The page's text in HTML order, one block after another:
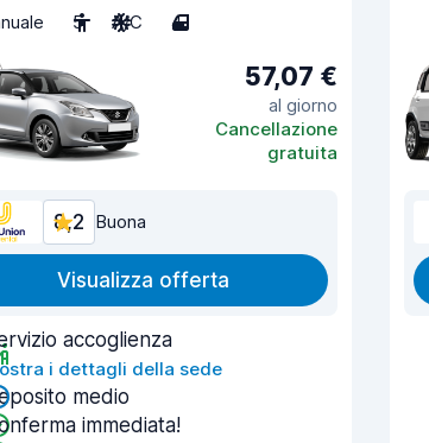
5 A/C 4
57,07 €
al giorno
Cancellazione
gratuita
8,2 Buona
Visualizza offerta
accoglienza
i dettagli della sede
medio
immediata!